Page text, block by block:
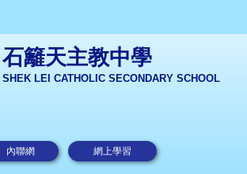
石籬天主教中學
SHEK LEI CATHOLIC SECONDARY SCHOOL
內聯網 網上學習